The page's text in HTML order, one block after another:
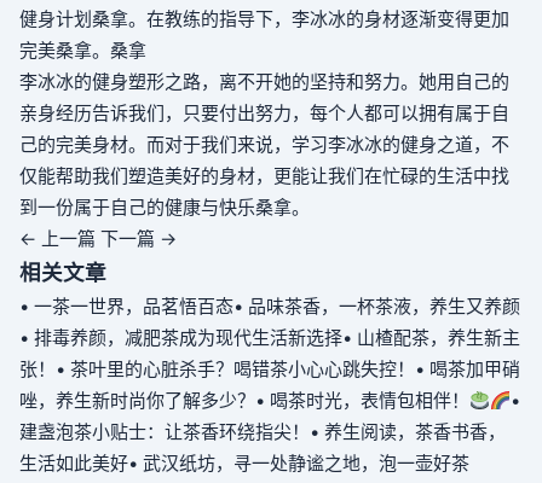
健身计划桑拿。在教练的指导下，李冰冰的身材逐渐变得更加
完美桑拿。 桑拿
李冰冰的健身塑形之路，离不开她的坚持和努力。她用自己的
亲身经历告诉我们，只要付出努力，每个人都可以拥有属于自
己的完美身材。而对于我们来说，学习李冰冰的健身之道，不
仅能帮助我们塑造美好的身材，更能让我们在忙碌的生活中找
到一份属于自己的健康与快乐桑拿。
← 上一篇 下一篇 →
相关文章
• 一茶一世界，品茗悟百态• 品味茶香，一杯茶液，养生又养颜
• 排毒养颜，减肥茶成为现代生活新选择• 山楂配茶，养生新主
张！
• 茶叶里的心脏杀手？喝错茶小心心跳失控！
• 喝茶加甲硝
唑，养生新时尚你了解多少？ • 喝茶时光，表情包相伴！
•
建盏泡茶小贴士：让茶香环绕指尖！
• 养生阅读，茶香书香，
生活如此美好• 武汉纸坊，寻一处静谧之地，泡一壶好茶